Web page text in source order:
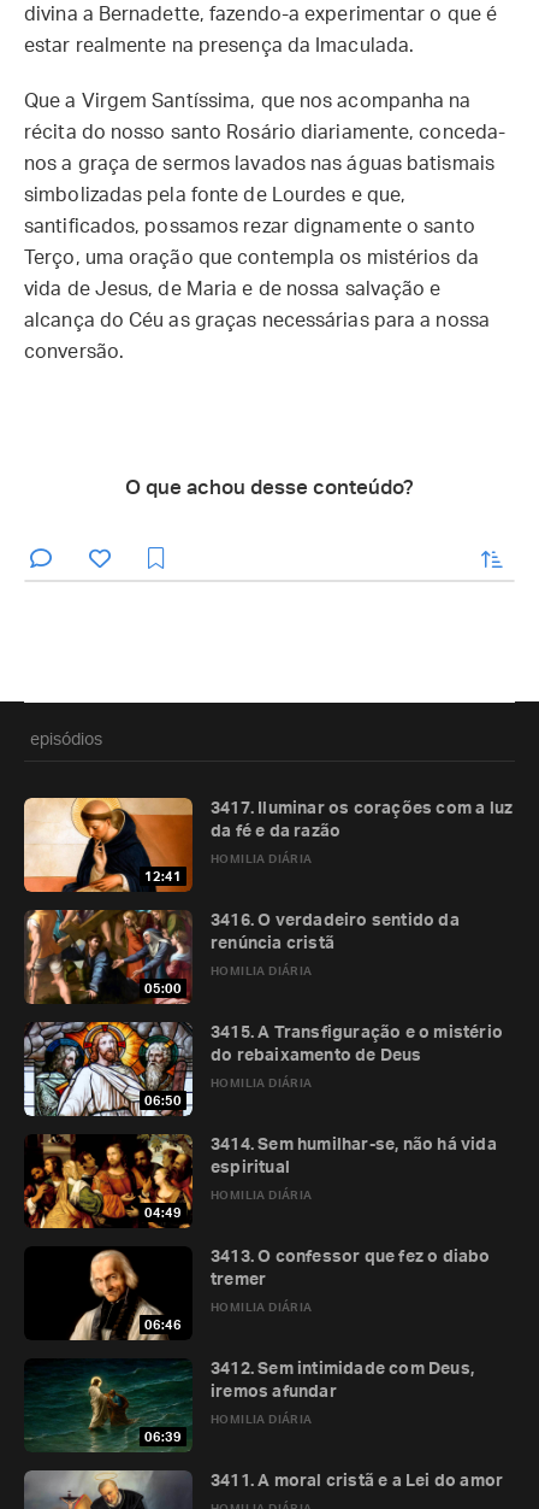
divina a Bernadette, fazendo-a experimentar o que é
estar realmente na presença da Imaculada.
Que a Virgem Santíssima, que nos acompanha na
récita do nosso santo Rosário diariamente, conceda-
nos a graça de sermos lavados nas águas batismais
simbolizadas pela fonte de Lourdes e que,
santificados, possamos rezar dignamente o santo
Terço, uma oração que contempla os mistérios da
vida de Jesus, de Maria e de nossa salvação e
alcança do Céu as graças necessárias para a nossa
conversão.
O que achou desse conteúdo?
enviar
episódios
12:41
HOMILIA DIÁRIA
3417. Iluminar os corações com a luz
da fé e da razão
05:00
HOMILIA DIÁRIA
3416. O verdadeiro sentido da
renúncia cristã
06:50
HOMILIA DIÁRIA
3415. A Transfiguração e o mistério
do rebaixamento de Deus
04:49
HOMILIA DIÁRIA
3414. Sem humilhar-se, não há vida
espiritual
06:46
HOMILIA DIÁRIA
3413. O confessor que fez o diabo
tremer
06:39
HOMILIA DIÁRIA
3412. Sem intimidade com Deus,
iremos afundar
3411. A moral cristã e a Lei do amor